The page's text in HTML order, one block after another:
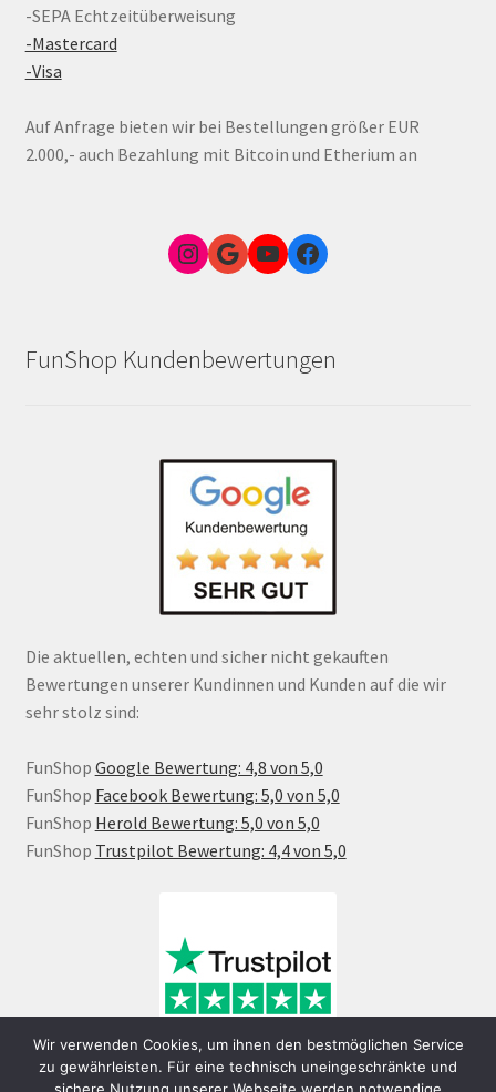
-SEPA Echtzeitüberweisung
-Mastercard
-Visa
Auf Anfrage bieten wir bei Bestellungen größer EUR
2.000,- auch Bezahlung mit Bitcoin und Etherium an
Instagram
Google Link zum FunShop WienYouTubeFacebook
FunShop Kundenbewertungen
Die aktuellen, echten und sicher nicht gekauften
Bewertungen unserer Kundinnen und Kunden auf die wir
sehr stolz sind:
FunShop Google Bewertung: 4,8 von 5,0
FunShop Facebook Bewertung: 5,0 von 5,0
FunShop Herold Bewertung: 5,0 von 5,0
FunShop Trustpilot Bewertung: 4,4 von 5,0
Wir verwenden Cookies, um ihnen den bestmöglichen Service
zu gewährleisten. Für eine technisch uneingeschränkte und